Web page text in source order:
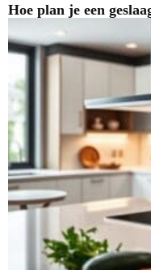
Hoe plan je een